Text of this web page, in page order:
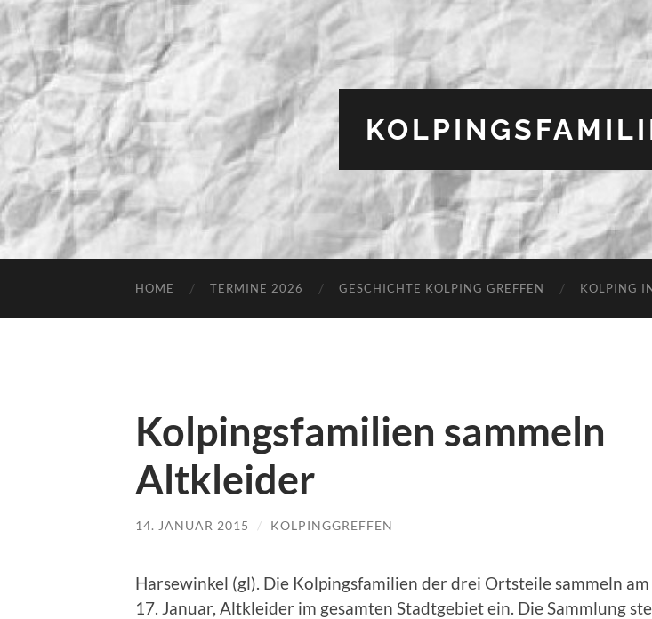
HOME TERMINE 2026 GESCHICHTE KOLPING GREFFEN KOLPING
Kolpingsfamilien sammeln
Altkleider
14. JANUAR 2015 / KOLPINGGREFFEN
Harsewinkel (gl). Die Kolpingsfamilien der drei Ortsteile sammeln am
17. Januar, Altkleider im gesamten Stadtgebiet ein. Die Sammlung